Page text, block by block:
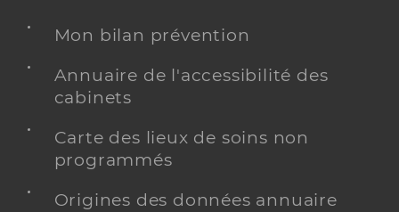
Mon bilan prévention
Annuaire de l'accessibilité des
cabinets
Carte des lieux de soins non
programmés
Origines des données annuaire